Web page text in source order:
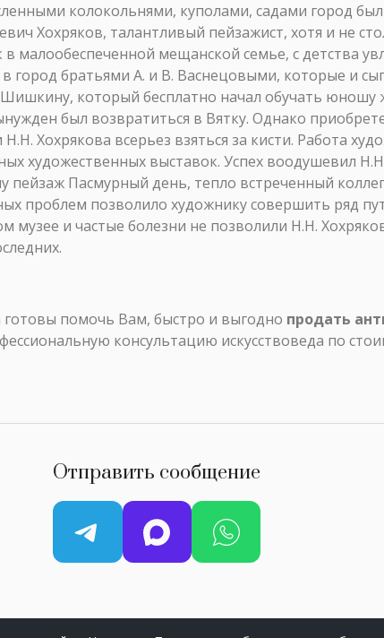
колокольнями, куполами, садами город
Хохряков, талантливый пейзажист, хотя и не
малообеспеченной мещанской семье, с детства
братьями А. и В. Васнецовыми, которые и
который бесплатно начал обучать юношу
был возвратиться в Вятку. Однако
Хохрякова всерьез взяться за кисти. Работа
художественных выставок. Успех воодушевил
пейзаж Пасмурный день, тепло встреченный
проблем позволило художнику совершить ряд
музее и частые болезни не позволили Н.Н.
помочь Вам, быстро и выгодно продать
консультацию искусствоведа по
Отправить сообщение